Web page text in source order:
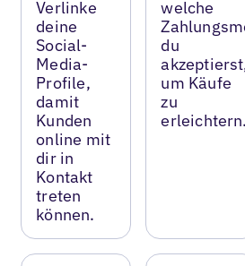
Verlinke
deine
Social-
Media-
Profile,
damit
Kunden
online mit
dir in
Kontakt
treten
können.
welche
du
um Käufe
zu
erleichtern.